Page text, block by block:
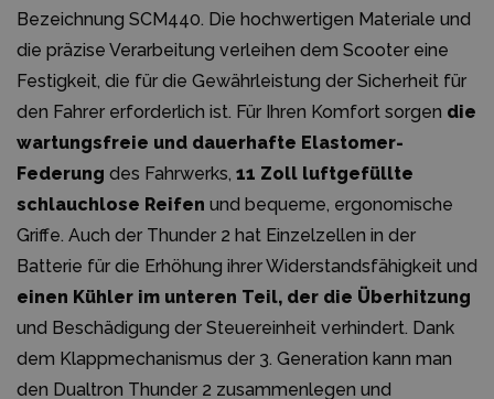
Bezeichnung SCM440. Die hochwertigen Materiale und
die präzise Verarbeitung verleihen dem Scooter eine
Festigkeit, die für die Gewährleistung der Sicherheit für
den Fahrer erforderlich ist. Für Ihren Komfort sorgen die
wartungsfreie und dauerhafte Elastomer-
Federung des Fahrwerks, 11 Zoll luftgefüllte
schlauchlose Reifen und bequeme, ergonomische
Griffe. Auch der Thunder 2 hat Einzelzellen in der
Batterie für die Erhöhung ihrer Widerstandsfähigkeit und
einen Kühler im unteren Teil, der die Überhitzung
und Beschädigung der Steuereinheit verhindert. Dank
dem Klappmechanismus der 3. Generation kann man
den Dualtron Thunder 2 zusammenlegen und